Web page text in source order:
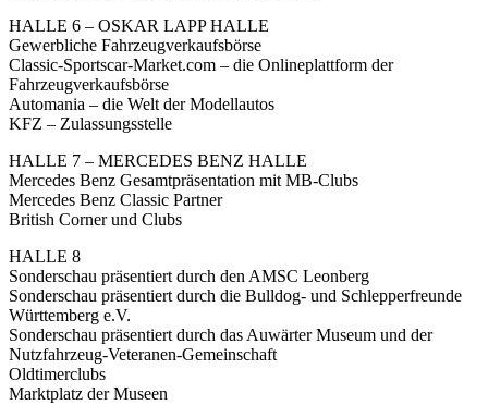
HALLE 6 – OSKAR LAPP HALLE
Gewerbliche Fahrzeugverkaufsbörse
Classic-Sportscar-Market.com – die Onlineplattform der
Fahrzeugverkaufsbörse
Automania – die Welt der Modellautos
KFZ – Zulassungsstelle
HALLE 7 – MERCEDES BENZ HALLE
Mercedes Benz Gesamtpräsentation mit MB-Clubs
Mercedes Benz Classic Partner
British Corner und Clubs
HALLE 8
Sonderschau präsentiert durch den AMSC Leonberg
Sonderschau präsentiert durch die Bulldog- und Schlepperfreunde
Württemberg e.V.
Sonderschau präsentiert durch das Auwärter Museum und der
Nutzfahrzeug-Veteranen-Gemeinschaft
Oldtimerclubs
Marktplatz der Museen